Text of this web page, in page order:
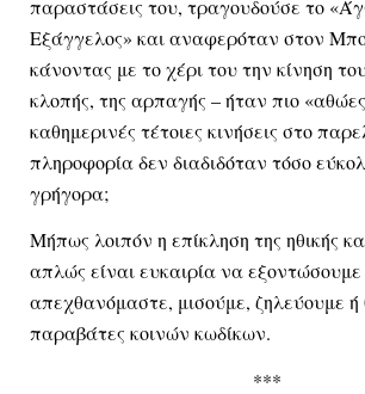
παραστάσεις του, τραγουδούσε το
Εξάγγελος» και αναφερόταν στον
κάνοντας με το χέρι του την κίνηση
κλοπής, της αρπαγής – ήταν πιο
καθημερινές τέτοιες κινήσεις στο
πληροφορία δεν διαδιδόταν τόσο
γρήγορα;
Μήπως λοιπόν η επίκληση της ηθικής
απλώς είναι ευκαιρία να
απεχθανόμαστε, μισούμε, ζηλεύουμε
παραβάτες κοινών κωδίκων.
***